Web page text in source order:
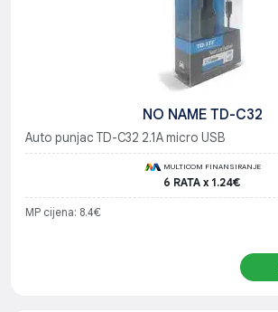
NO NAME TD-C32
Auto punjac TD-C32 2.1A micro USB
MULTICOM FINANSIRANJE
6 RATA x 1.24€
MP cijena: 8.4€